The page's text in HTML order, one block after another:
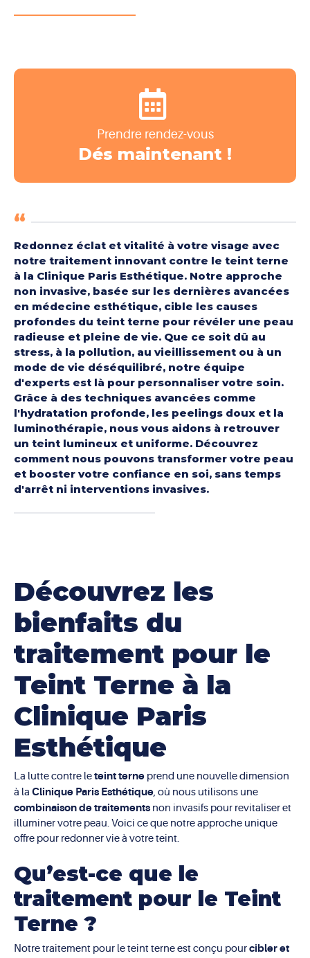
Prendre rendez-vous
Dés maintenant !
Redonnez éclat et vitalité à votre visage avec
notre traitement innovant contre le teint terne
à la Clinique Paris Esthétique. Notre approche
non invasive, basée sur les dernières avancées
en médecine esthétique, cible les causes
profondes du teint terne pour révéler une peau
radieuse et pleine de vie. Que ce soit dû au
stress, à la pollution, au vieillissement ou à un
mode de vie déséquilibré, notre équipe
d'experts est là pour personnaliser votre soin.
Grâce à des techniques avancées comme
l'hydratation profonde, les peelings doux et la
luminothérapie, nous vous aidons à retrouver
un teint lumineux et uniforme. Découvrez
comment nous pouvons transformer votre peau
et booster votre confiance en soi, sans temps
d'arrêt ni interventions invasives.
Découvrez les
bienfaits du
traitement pour le
Teint Terne à la
Clinique Paris
Esthétique
La lutte contre leteint terne prend une nouvelle dimension
à la Clinique Paris Esthétique, où nous utilisons une
combinaison de traitements non invasifs pour revitaliser et
illuminer votre peau. Voici ce que notre approche unique
offre pour redonner vie à votre teint.
Qu’est-ce que le
traitement pour le Teint
Terne ?
Notre traitement pour le teint terne est conçu pourcibler et